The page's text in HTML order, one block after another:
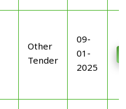
Other
Tender
09-
01-
2025